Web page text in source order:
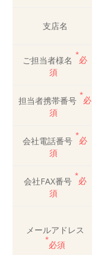
支店名
ご担当者様名
*
必
須
担当者携帯番号
*
必
須
会社電話番号
*
必
須
会社FAX番号
*
必
須
メールアドレス
*
必須